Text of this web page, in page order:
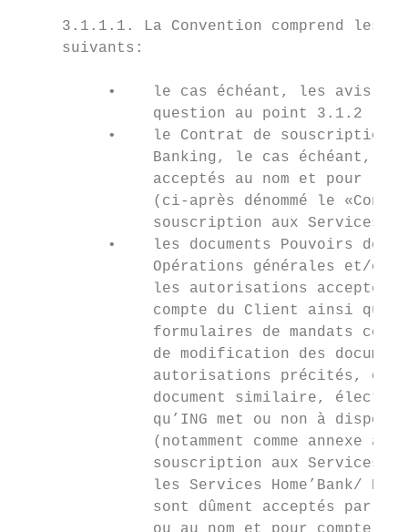
3.1.1.1. La Convention comprend les
suivants:
•    le cas échéant, les avis
question au point 3.1.2 ;
•    le Contrat de souscription
Banking, le cas échéant,
acceptés au nom et pour le
(ci-après dénommé le
souscription aux Services
•    les documents Pouvoirs de
Opérations générales et/ou
les autorisations acceptés
compte du Client ainsi que
formulaires de mandats
de modification des
autorisations précités, ou
document similaire,
qu’ING met ou non à
(notamment comme annexe au
souscription aux Services
les Services Home’Bank/
sont dûment acceptés par